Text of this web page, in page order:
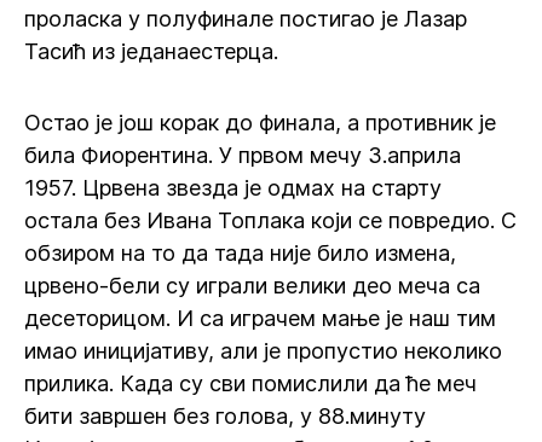
проласка у полуфинале постигао је Лазар
Тасић из једанаестерца.
Остао је још корак до финала, а противник је
била Фиорентина. У првом мечу 3.априла
1957. Црвена звезда је одмах на старту
остала без Ивана Топлака који се повредио. С
обзиром на то да тада није било измена,
црвено-бели су играли велики део меча са
десеторицом. И са играчем мање је наш тим
имао иницијативу, али је пропустио неколико
прилика. Када су сви помислили да ће меч
бити завршен без голова, у 88.минуту